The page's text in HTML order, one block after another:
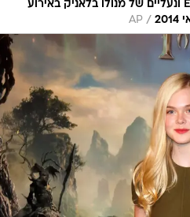
בחצאית וגופיה עם קיק של Ellery ונעליים של מנולו בלאניק באירוע
/
AP